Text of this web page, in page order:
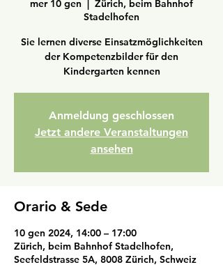
mer 10 gen
  |
Zürich, beim Bahnhof
Stadelhofen
Sie lernen diverse Einsatzmöglichkeiten
der Kompetenzbilder für den
Kindergarten kennen
Anmeldung geschlossen
Jetzt andere Veranstaltungen
ansehen
Orario & Sede
10 gen 2024, 14:00 – 17:00
Zürich, beim Bahnhof Stadelhofen,
Seefeldstrasse 5A, 8008 Zürich, Schweiz